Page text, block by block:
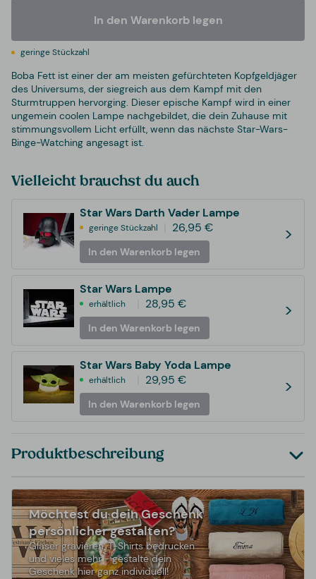
In den Warenkorb legen
geringe Stückzahl
Boba Fett ist einer der am meisten gefürchteten Kopfgeldjäger
des Universums, der siegreich aus dem Kampf mit den
Sturmtruppen hervorging. Dieser epische Kampf wird in einer
ungemein coolen Lampe nachgebildet, die dein Zuhause mit
stimmungsvollem Licht erfüllt, wenn das nächste Star-Wars-
Binge-Watching angesagt ist.
Vielleicht brauchst du auch
Star Wars Darth Vader Lampe
geringe Stückzahl 26,95 €
In den Warenkorb legen
>
Star Wars Lampe
erhältlich 28,95 €
In den Warenkorb legen
>
Star Wars Baby Yoda Lampe
erhältlich 29,95 €
In den Warenkorb legen
>
Produktbeschreibung
Möchtest du dein Geschenk
persönlicher gestalten?
Gläser gravieren, T-Shirts bedrucken
und vieles mehr - gestalte dein
Geschenk hier ganz individuell!